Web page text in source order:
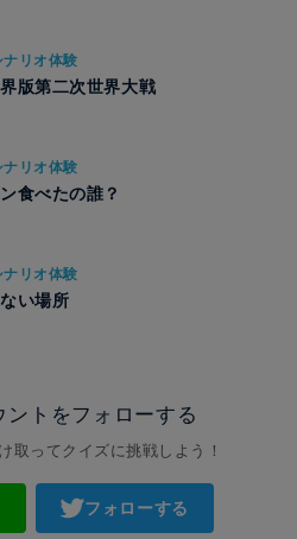
リオ体験
版第二次世界大戦
リオ体験
食べたの誰？
リオ体験
い場所
ントをフォローする
取ってクイズに挑戦しよう！
フォローする